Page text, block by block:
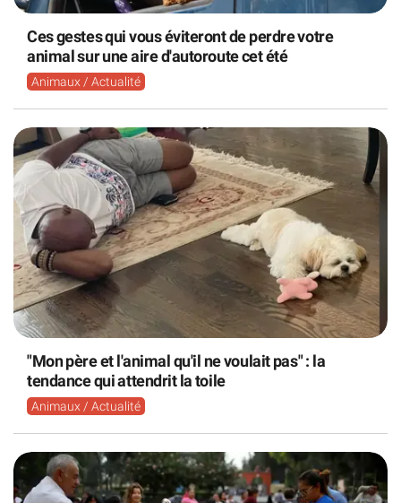
Ces gestes qui vous éviteront de perdre votre
animal sur une aire d'autoroute cet été
Animaux / Actualité
"Mon père et l'animal qu'il ne voulait pas" : la
tendance qui attendrit la toile
Animaux / Actualité